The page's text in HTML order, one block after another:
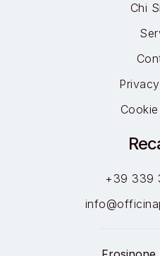
Chi
+39 339